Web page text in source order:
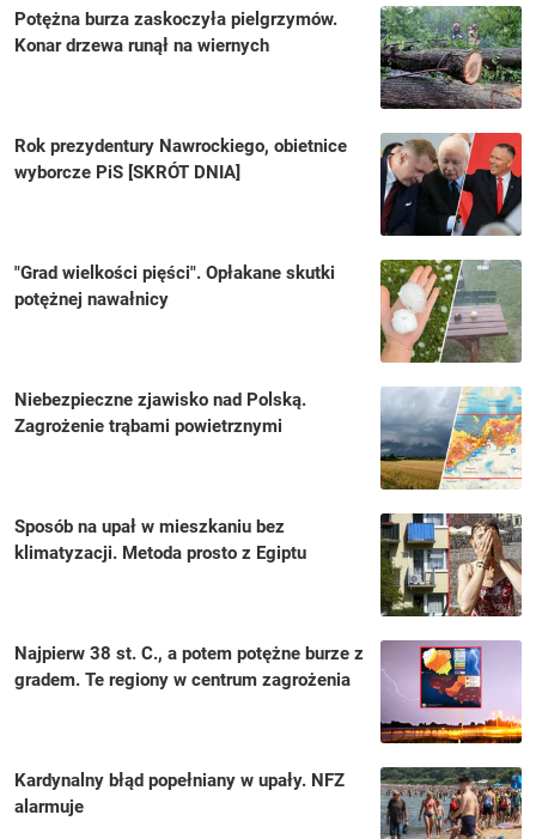
Potężna burza zaskoczyła pielgrzymów.
Konar drzewa runął na wiernych
Rok prezydentury Nawrockiego, obietnice
wyborcze PiS [SKRÓT DNIA]
"Grad wielkości pięści". Opłakane skutki
potężnej nawałnicy
Niebezpieczne zjawisko nad Polską.
Zagrożenie trąbami powietrznymi
Sposób na upał w mieszkaniu bez
klimatyzacji. Metoda prosto z Egiptu
Najpierw 38 st. C., a potem potężne burze z
gradem. Te regiony w centrum zagrożenia
Kardynalny błąd popełniany w upały. NFZ
alarmuje